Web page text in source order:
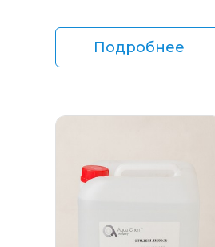
Подробнее